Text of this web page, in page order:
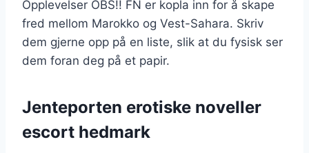
Opplevelser OBS!! FN er kopla inn for å skape
fred mellom Marokko og Vest-Sahara. Skriv
dem gjerne opp på en liste, slik at du fysisk ser
dem foran deg på et papir.
Jenteporten erotiske noveller
escort hedmark